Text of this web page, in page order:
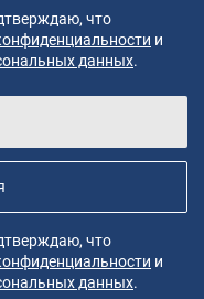
что
и
данных.
что
и
данных.